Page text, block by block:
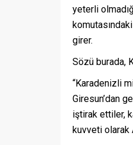
yeterli
girer.
Sözü burada,
“Karadenizli
Giresun’dan
iştirak ettiler,
kuvveti olarak